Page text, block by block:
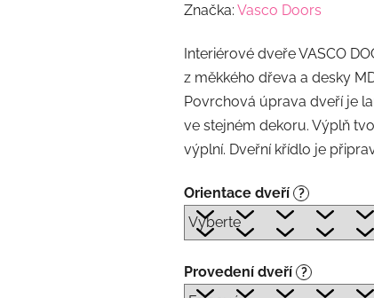
Značka: Vasco Doors
Interiérové dveře VASCO
z měkkého dřeva a desky
Povrchová úprava dveří je
ve stejném dekoru. Výplň
výplní. Dveřní křídlo je
Orientace dveří ?
Provedení dveří ?